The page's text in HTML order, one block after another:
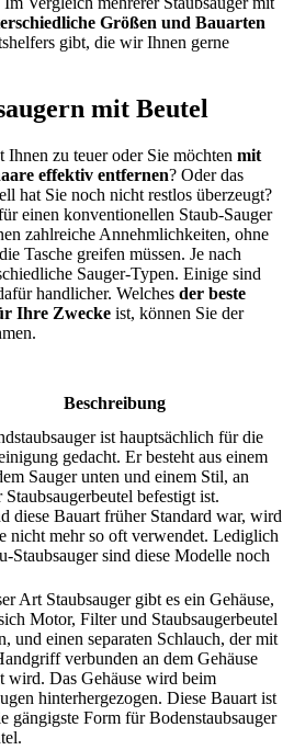
Größen und Bauarten
gibt, die wir Ihnen gerne
mit Beutel
Ihnen zu teuer oder Sie möchten mit
effektiv entfernen? Oder das
hat Sie noch nicht restlos überzeugt?
einen konventionellen Staub-Sauger
zahlreiche Annehmlichkeiten, ohne
Tasche greifen müssen. Je nach
Sauger-Typen. Einige sind
handlicher. Welches der beste
Ihre Zwecke ist, können Sie der
Beschreibung
ist hauptsächlich für die
gedacht. Er besteht aus einem
Sauger unten und einem Stil, an
Staubsaugerbeutel befestigt ist.
diese Bauart früher Standard war, wird
nicht mehr so oft verwendet. Lediglich
Staubsauger sind diese Modelle noch
Art Staubsauger gibt es ein Gehäuse,
Motor, Filter und Staubsaugerbeutel
und einen separaten Schlauch, der mit
verbunden an dem Gehäuse
wird. Das Gehäuse wird beim
hinterhergezogen. Diese Bauart ist
gängigste Form für Bodenstaubsauger